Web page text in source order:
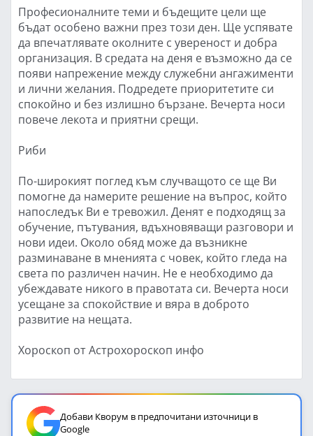
Професионалните теми и бъдещите цели ще
бъдат особено важни през този ден. Ще успявате
да впечатлявате околните с увереност и добра
организация. В средата на деня е възможно да се
появи напрежение между служебни ангажименти
и лични желания. Подредете приоритетите си
спокойно и без излишно бързане. Вечерта носи
повече лекота и приятни срещи.
Риби
По-широкият поглед към случващото се ще Ви
помогне да намерите решение на въпрос, който
напоследък Ви е тревожил. Денят е подходящ за
обучение, пътувания, вдъхновяващи разговори и
нови идеи. Около обяд може да възникне
разминаване в мненията с човек, който гледа на
света по различен начин. Не е необходимо да
убеждавате никого в правотата си. Вечерта носи
усещане за спокойствие и вяра в доброто
развитие на нещата.
Хороскоп от Астрохороскоп инфо
Добави Кворум в предпочитани източници в
Google